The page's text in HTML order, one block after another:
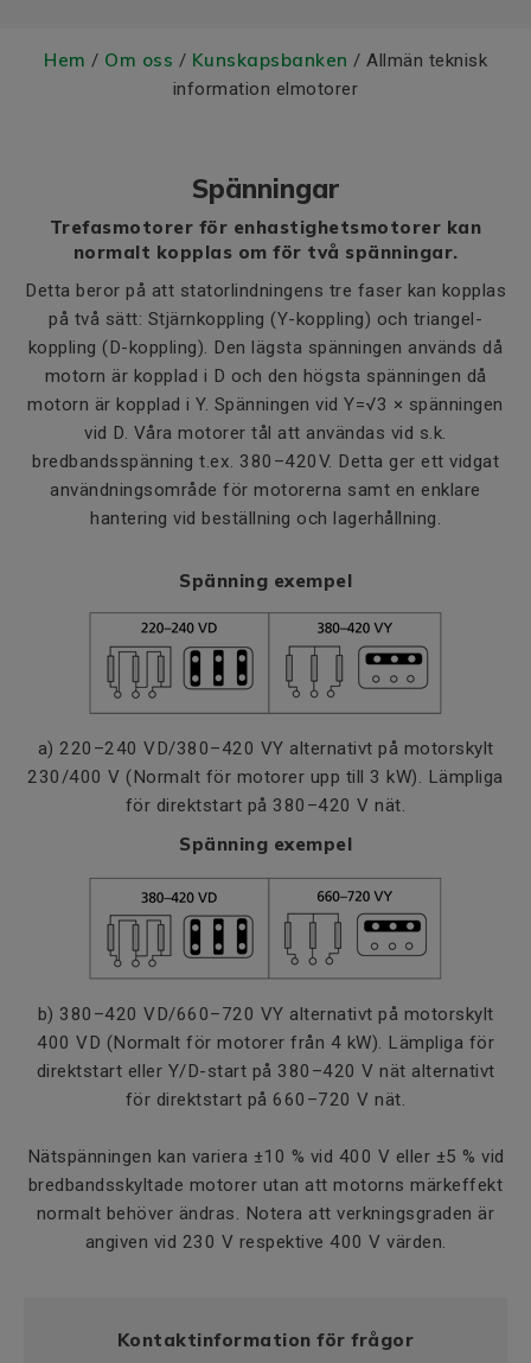
Hem / Om oss / Kunskapsbanken / Allmän teknisk
information elmotorer
Spänningar
Trefasmotorer för enhastighetsmotorer kan
normalt kopplas om för två spänningar.
Detta beror på att statorlindningens tre faser kan kopplas
på två sätt: Stjärnkoppling (Y-koppling) och triangel-
koppling (D-koppling). Den lägsta spänningen används då
motorn är kopplad i D och den högsta spänningen då
motorn är kopplad i Y. Spänningen vid Y=√3 × spänningen
vid D. Våra motorer tål att användas vid s.k.
bredbandsspänning t.ex. 380–420V. Detta ger ett vidgat
användningsområde för motorerna samt en enklare
hantering vid beställning och lagerhållning.
Spänning exempel
a) 220–240 VD/380–420 VY alternativt på motorskylt
230/400 V (Normalt för motorer upp till 3 kW). Lämpliga
för direktstart på 380–420 V nät.
Spänning exempel
b) 380–420 VD/660–720 VY alternativt på motorskylt
400 VD (Normalt för motorer från 4 kW). Lämpliga för
direktstart eller Y/D-start på 380–420 V nät alternativt
för direktstart på 660–720 V nät.
Nätspänningen kan variera ±10 % vid 400 V eller ±5 % vid
bredbandsskyltade motorer utan att motorns märkeffekt
normalt behöver ändras. Notera att verkningsgraden är
angiven vid 230 V respektive 400 V värden.
Kontaktinformation för frågor